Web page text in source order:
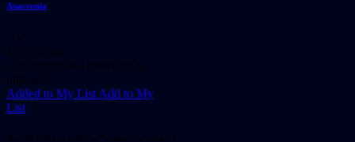
Anacronía
2022
1 hr 25 mins
¿Te atreverías a reescribir tu
historia?
Added to My List Add to My
List
Be the first to review “Ahora o nunca”